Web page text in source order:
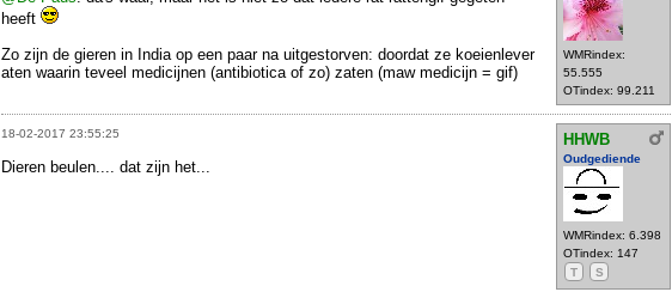
WMRindex:
55.555
OTindex: 99.211
heeft
Zo zijn de gieren in India op een paar na uitgestorven: doordat ze koeienlever
aten waarin teveel medicijnen (antibiotica of zo) zaten (maw medicijn = gif)
18-02-2017 23:55:25 HHWB
Oudgediende
WMRindex: 6.398
OTindex: 147
T
S
Dieren beulen.... dat zijn het...